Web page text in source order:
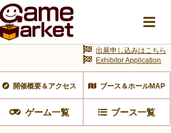
開催概要＆アクセス ブース＆ホールMAP
ゲーム一覧 ブース一覧
出展申し込みはこちら
Exhibitor Application